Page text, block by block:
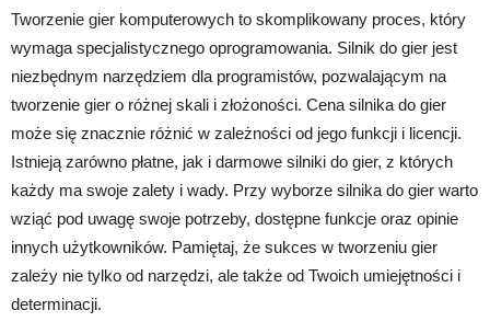
Tworzenie gier komputerowych to skomplikowany proces, który
wymaga specjalistycznego oprogramowania. Silnik do gier jest
niezbędnym narzędziem dla programistów, pozwalającym na
tworzenie gier o różnej skali i złożoności. Cena silnika do gier
może się znacznie różnić w zależności od jego funkcji i licencji.
Istnieją zarówno płatne, jak i darmowe silniki do gier, z których
każdy ma swoje zalety i wady. Przy wyborze silnika do gier warto
wziąć pod uwagę swoje potrzeby, dostępne funkcje oraz opinie
innych użytkowników. Pamiętaj, że sukces w tworzeniu gier
zależy nie tylko od narzędzi, ale także od Twoich umiejętności i
determinacji.